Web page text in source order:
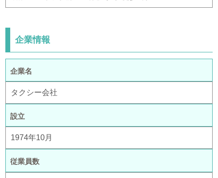
企業情報
企業名
タクシー会社
設立
1974年10月
従業員数